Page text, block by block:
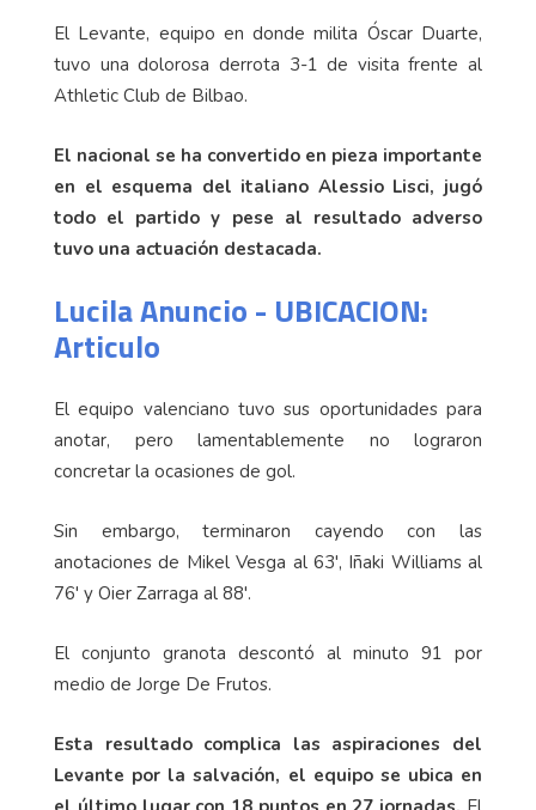
El Levante, equipo en donde milita Óscar Duarte,
tuvo una dolorosa derrota 3-1 de visita frente al
Athletic Club de Bilbao.
El nacional se ha convertido en pieza importante
en el esquema del italiano Alessio Lisci, jugó
todo el partido y pese al resultado adverso
tuvo una actuación destacada.
Lucila Anuncio - UBICACION:
Articulo
El equipo valenciano tuvo sus oportunidades para
anotar, pero lamentablemente no lograron
concretar la ocasiones de gol.
Sin embargo, terminaron cayendo con las
anotaciones de Mikel Vesga al 63', Iñaki Williams al
76' y Oier Zarraga al 88'.
El conjunto granota descontó al minuto 91 por
medio de Jorge De Frutos.
Esta resultado complica las aspiraciones del
Levante por la salvación, el equipo se ubica en